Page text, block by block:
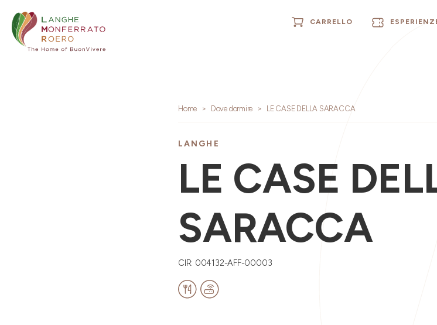
CARRELLO
Home Dove dormire LE CASE DELLA SARACCA
LANGHE
LE CASE
SARACCA
CIR: 004132-AFF-00003